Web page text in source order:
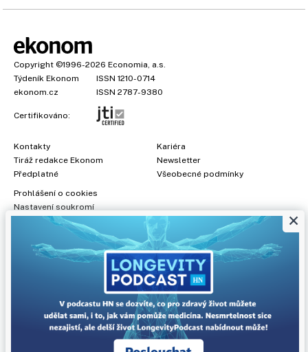
Copyright ©1996-2026 Economia, a.s.
Týdeník Ekonom
ISSN 1210-0714
ekonom.cz
ISSN 2787-9380
Certifikováno:
Kontakty
Tiráž redakce Ekonom
Předplatné
Kariéra
Newsletter
Všeobecné podmínky
Prohlášení o cookies
Nastavení soukromí
Ochrana osobních údajů
, obchodní garant:Adéla Formáčková,+420 739 500 832
Jakékoliv užití obsahu, včetně převzetí článků, je bez souhlasu
Economia, a.s. zapovězeno. Bez souhlasu Economia, a.s. je
zapovězeno též rozmnožování obsahu pro účely automatizované
analýzy textů nebo dat podle ustanovení § 39c autorského zákona.
×